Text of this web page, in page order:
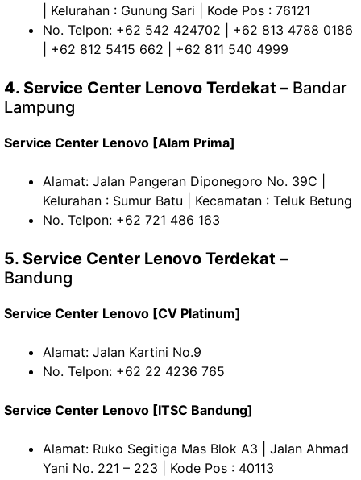
| Kelurahan : Gunung Sari | Kode Pos : 76121
No. Telpon: +62 542 424702 | +62 813 4788 0186
| +62 812 5415 662 | +62 811 540 4999
4. Service Center Lenovo Terdekat – Bandar
Lampung
Service Center Lenovo [Alam Prima]
Alamat: Jalan Pangeran Diponegoro No. 39C |
Kelurahan : Sumur Batu | Kecamatan : Teluk Betung
No. Telpon: +62 721 486 163
5. Service Center Lenovo Terdekat –
Bandung
Service Center Lenovo [CV Platinum]
Alamat: Jalan Kartini No.9
No. Telpon: +62 22 4236 765
Service Center Lenovo [ITSC Bandung]
Alamat: Ruko Segitiga Mas Blok A3 | Jalan Ahmad
Yani No. 221 – 223 | Kode Pos : 40113